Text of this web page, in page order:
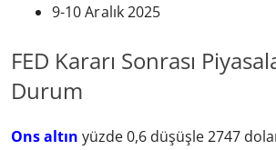
9-10 Aralık 2025
FED Kararı Sonrası
Durum
Ons altın yüzde 0,6 düşüşle 2747